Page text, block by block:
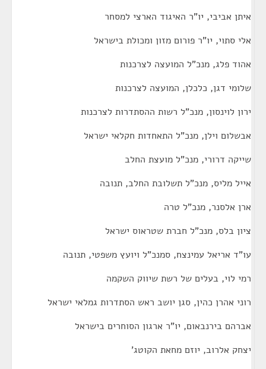
איתן אביבי, יו"ר האיגוד הארצי למסחר
אלי סתוי, יו"ר פורום מזון ומכולת בישראל
אהוד פלג, מנכ"ל המועצה לצרכנות
שלומי דגן, כלכלן, המועצה לצרכנות
ירון לוינסון, מנכ"ל רשות ההסתדרות לצרכנות
אבשלום וילן, מנכ"ל התאחדות חקלאי ישראל
שייקה דרורי, מנכ"ל מועצת החלב
אייל מליס, מנכ"ל תשלובת החלב, תנובה
ארן אלסנר, מנכ"ל טרה
ציון בלס, מנכ"ל חברת שטראוס ישראל
עו"ד אריאל עמינצח, סמנכ"ל ויועץ משפטי, תנובה
רמי לוי, בעלים של רשת שיווק השקמה
רוני אהרן כהין, סגן יושב ראש הסתדרות גמלאי ישראל
אברהם בירנבאום, יו"ר ארגון הסוחרים בישראל
יצחק אלרוב, יוזם מחאת הקוטג'